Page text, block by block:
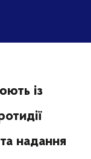
із
надання